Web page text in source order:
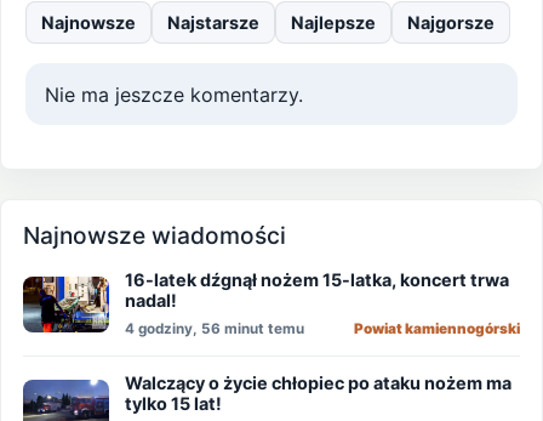
Najnowsze Najstarsze Najlepsze Najgorsze
Nie ma jeszcze komentarzy.
Najnowsze wiadomości
16-latek dźgnął nożem 15-latka, koncert trwa
nadal!
4 godziny, 56 minut temu Powiat kamiennogórski
Walczący o życie chłopiec po ataku nożem ma
tylko 15 lat!